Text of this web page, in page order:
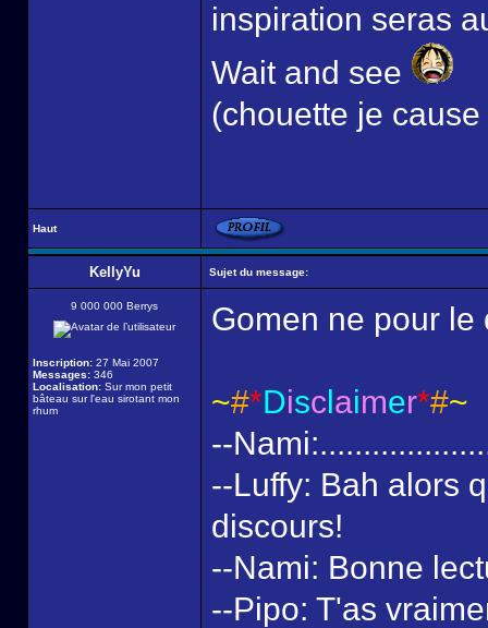
inspiration seras
Wait and see
(chouette je
Haut
KellyYu Sujet du message:
9 000 000 Berrys
Inscription: 27 Mai 2007
Messages: 346
Localisation: Sur mon petit
bâteau sur l'eau sirotant mon
rhum
Gomen ne pour
~#*Disclaimer*#~
--
--Luffy: Bah alors
discours!
--Nami: Bonne
--Pipo: T'as